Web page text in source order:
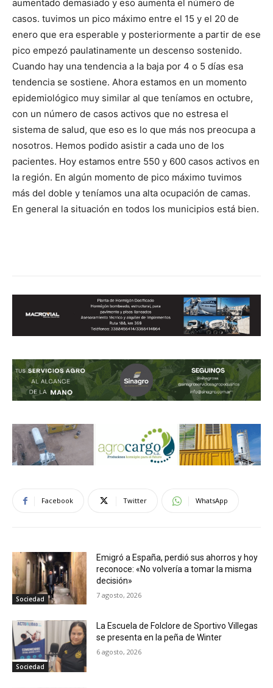
aumentado demasiado y eso aumenta el número de
casos. tuvimos un pico máximo entre el 15 y el 20 de
enero que era esperable y posteriormente a partir de ese
pico empezó paulatinamente un descenso sostenido.
Cuando hay una tendencia a la baja por 4 o 5 días esa
tendencia se sostiene. Ahora estamos en un momento
epidemiológico muy similar al que teníamos en octubre,
con un número de casos activos que no estresa el
sistema de salud, que eso es lo que más nos preocupa a
nosotros. Hemos podido asistir a cada uno de los
pacientes. Hoy estamos entre 550 y 600 casos activos en
la región. En algún momento de pico máximo tuvimos
más del doble y teníamos una alta ocupación de camas.
En general la situación en todos los municipios está bien.
Facebook Twitter WhatsApp
Sociedad
Emigró a España, perdió sus ahorros y hoy
reconoce: «No volvería a tomar la misma
decisión»
7 agosto, 2026
Sociedad
La Escuela de Folclore de Sportivo Villegas
se presenta en la peña de Winter
6 agosto, 2026